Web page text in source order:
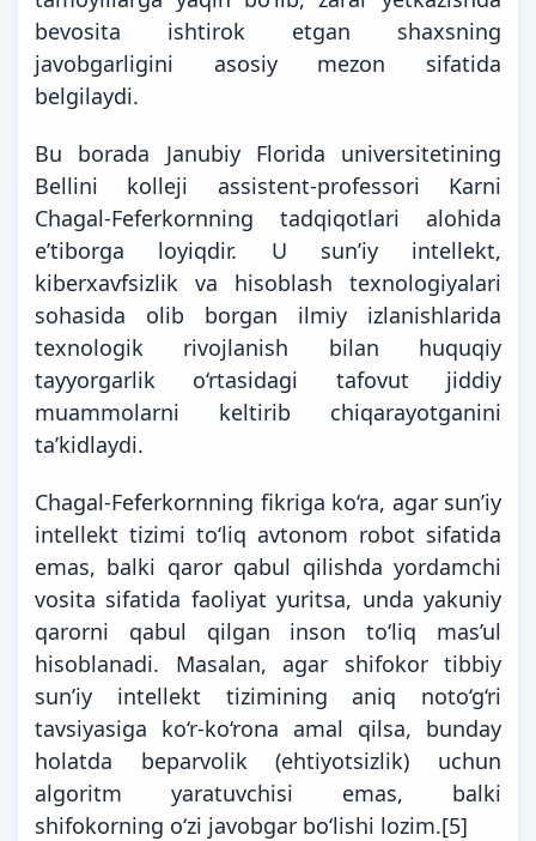
bevosita ishtirok etgan shaxsning
javobgarligini asosiy mezon sifatida
belgilaydi.
Bu borada Janubiy Florida universitetining
Bellini kolleji assistent-professori Karni
Chagal-Feferkornning tadqiqotlari alohida
e’tiborga loyiqdir. U sunʼiy intellekt,
kiberxavfsizlik va hisoblash texnologiyalari
sohasida olib borgan ilmiy izlanishlarida
texnologik rivojlanish bilan huquqiy
tayyorgarlik o‘rtasidagi tafovut jiddiy
muammolarni keltirib chiqarayotganini
ta’kidlaydi.
Chagal-Feferkornning fikriga ko‘ra, agar sunʼiy
intellekt tizimi to‘liq avtonom robot sifatida
emas, balki qaror qabul qilishda yordamchi
vosita sifatida faoliyat yuritsa, unda yakuniy
qarorni qabul qilgan inson to‘liq mas’ul
hisoblanadi. Masalan, agar shifokor tibbiy
sunʼiy intellekt tizimining aniq noto‘g‘ri
tavsiyasiga ko‘r-ko‘rona amal qilsa, bunday
holatda beparvolik (ehtiyotsizlik) uchun
algoritm yaratuvchisi emas, balki
shifokorning o‘zi javobgar bo‘lishi lozim.[5]